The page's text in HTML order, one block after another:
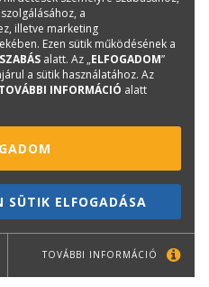
a
illetve marketing
Ezen sütik működésének a
alatt. Az „ELFOGADOM”
a sütik használatához. Az
TOVÁBBI INFORMÁCIÓ alatt
SÜTIK ELFOGADÁSA
TOVÁBBI INFORMÁCIÓ